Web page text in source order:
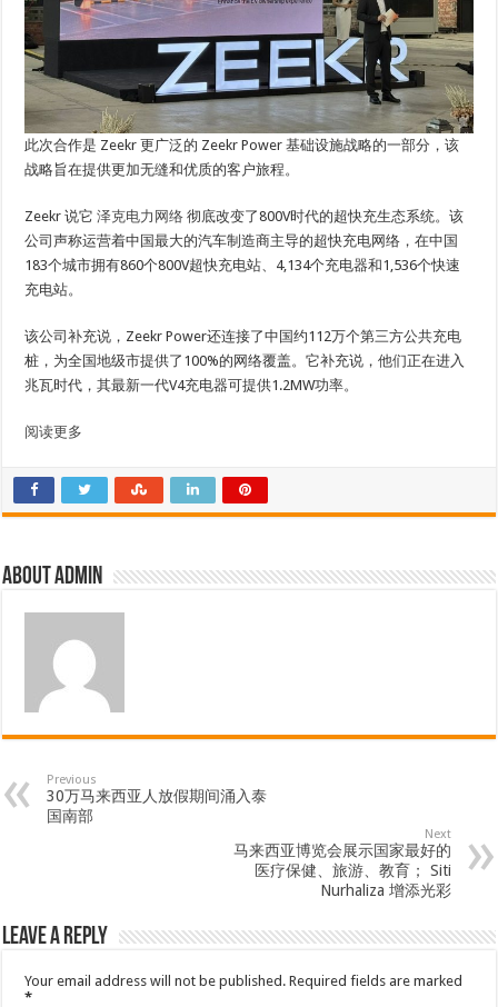
此次合作是 Zeekr 更广泛的 Zeekr Power 基础设施战略的一部分，该
战略旨在提供更加无缝和优质的客户旅程。
Zeekr 说它泽克电力网络 彻底改变了800V时代的超快充生态系统。该
公司声称运营着中国最大的汽车制造商主导的超快充电网络，在中国
183个城市拥有860个800V超快充电站、4,134个充电器和1,536个快速
充电站。
该公司补充说，Zeekr Power还连接了中国约112万个第三方公共充电
桩，为全国地级市提供了100%的网络覆盖。它补充说，他们正在进入
兆瓦时代，其最新一代V4充电器可提供1.2MW功率。
阅读更多
About admin
Previous
30万马来西亚人放假期间涌入泰
国南部
Next
马来西亚博览会展示国家最好的
医疗保健、旅游、教育； Siti
Nurhaliza 增添光彩
Leave a Reply
Your email address will not be published. Required fields are marked
*